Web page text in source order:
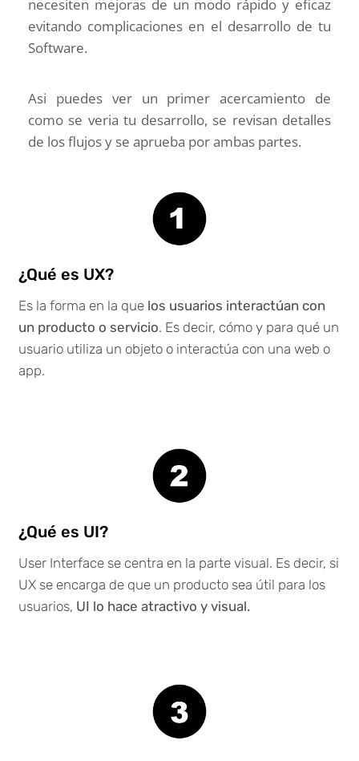
necesiten mejoras de un modo rápido y eficaz
evitando complicaciones en el desarrollo de tu
Software.
Asi puedes ver un primer acercamiento de
como se veria tu desarrollo, se revisan detalles
de los flujos y se aprueba por ambas partes.
¿Qué es UX?
Es la forma en la que los usuarios interactúan con
un producto o servicio. Es decir, cómo y para qué un
usuario utiliza un objeto o interactúa con una web o
app.
¿Qué es UI?
User Interface se centra en la parte visual. Es decir, si
UX se encarga de que un producto sea útil para los
usuarios, UI lo hace atractivo y visual.